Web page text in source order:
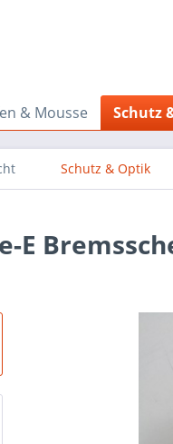
& Mousse Schutz
Schutz & Optik
E